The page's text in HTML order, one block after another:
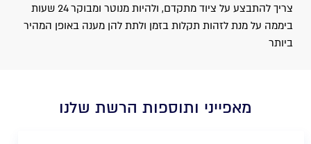
צריך להתבצע על ציוד מתקדם, ולהיות מנוטר ומבוקר 24 שעות
ביממה על מנת לזהות תקלות בזמן ולתת להן מענה באופן המהיר
ביותר
מאפייני ותוספות הרשת שלנו